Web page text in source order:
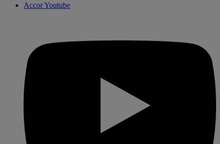
Accor Youtube